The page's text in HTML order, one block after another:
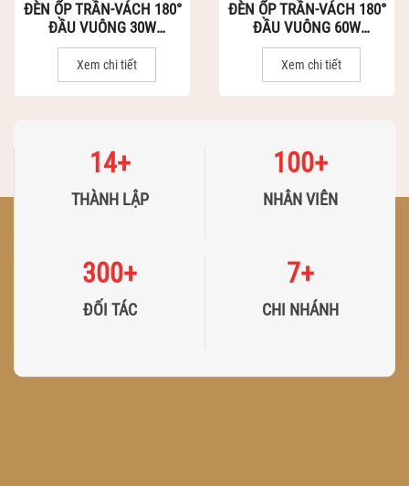
ĐÈN ỐP TRẦN-VÁCH 180°
ĐẦU VUÔNG 30W
(DTQ0302)
Xem chi tiết
ĐÈN ỐP TRẦN-VÁCH 180°
ĐẦU VUÔNG 60W
(DTQ0602)
Xem chi tiết
14+
THÀNH LẬP
100+
NHÂN VIÊN
300+
ĐỐI TÁC
7+
CHI NHÁNH